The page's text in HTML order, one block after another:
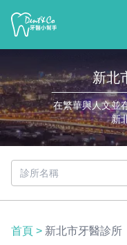
新北
在繁華與人文並
新
首頁 > 新北市牙醫診所